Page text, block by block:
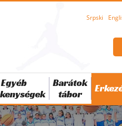
Srpski
Egyéb
Barátok
tábor